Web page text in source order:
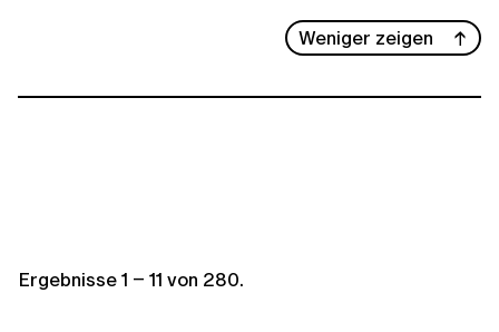
Weniger zeigen
Ergebnisse1 – 11 von 280.